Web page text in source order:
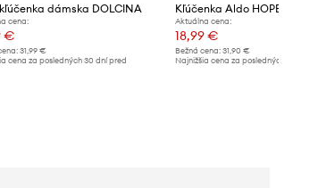
dámska DOLCINA
cena:
€
31,99 €
cena za posledných 30 dní pred
Kľúčenka Aldo HOPBERRY
Aktuálna cena:
18,99 €
Bežná cena: 31,90 €
Najnižšia cena za posledných 30 dní